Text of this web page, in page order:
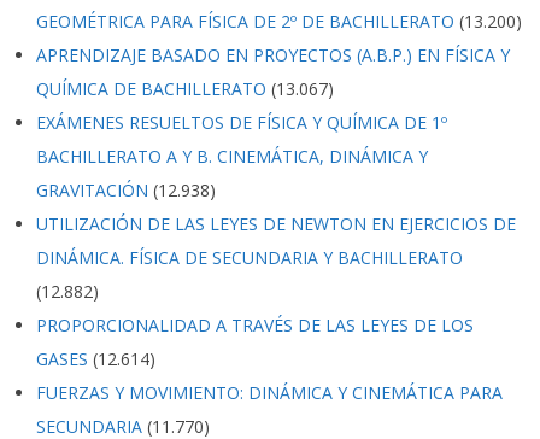
GEOMÉTRICA PARA FÍSICA DE 2º DE BACHILLERATO (13.200)
APRENDIZAJE BASADO EN PROYECTOS (A.B.P.) EN FÍSICA Y
QUÍMICA DE BACHILLERATO (13.067)
EXÁMENES RESUELTOS DE FÍSICA Y QUÍMICA DE 1º
BACHILLERATO A Y B. CINEMÁTICA, DINÁMICA Y
GRAVITACIÓN (12.938)
UTILIZACIÓN DE LAS LEYES DE NEWTON EN EJERCICIOS DE
DINÁMICA. FÍSICA DE SECUNDARIA Y BACHILLERATO
(12.882)
PROPORCIONALIDAD A TRAVÉS DE LAS LEYES DE LOS
GASES (12.614)
FUERZAS Y MOVIMIENTO: DINÁMICA Y CINEMÁTICA PARA
SECUNDARIA (11.770)